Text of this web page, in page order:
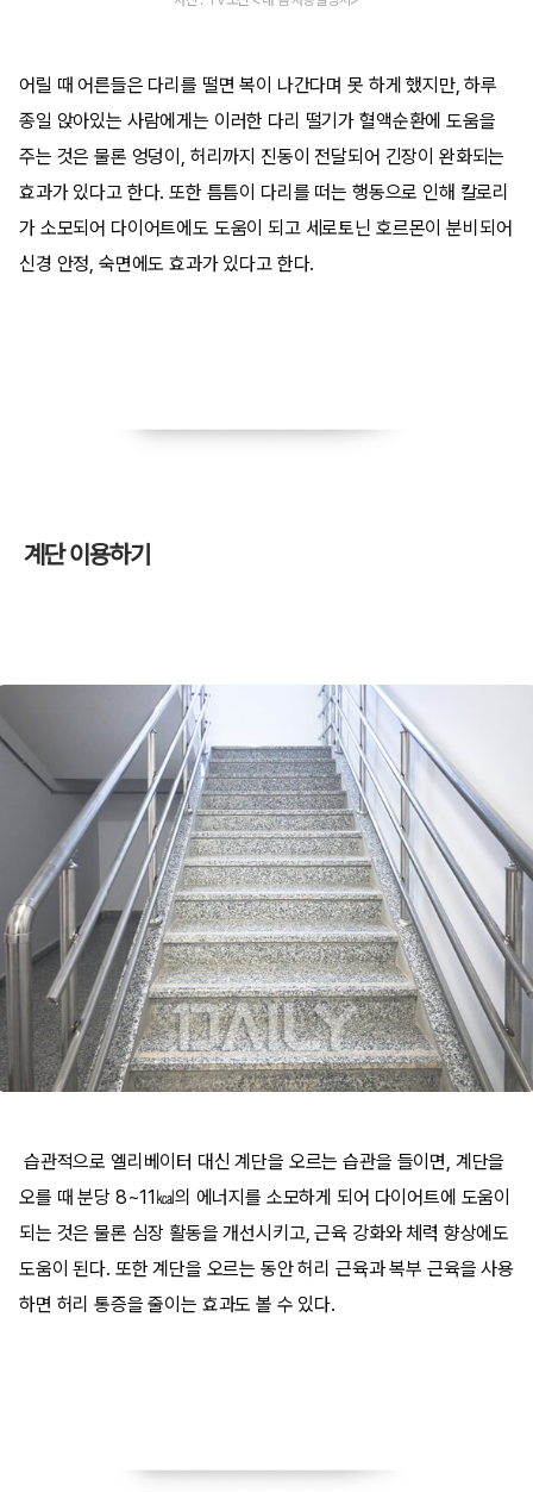
​어릴 때 어른들은 다리를 떨면 복이 나간다며 못 하게 했지만, 하루
종일 앉아있는 사람에게는 이러한 다리 떨기가 혈액순환에 도움을
주는 것은 물론 엉덩이, 허리까지 진동이 전달되어 긴장이 완화되는
효과가 있다고 한다. 또한 틈틈이 다리를 떠는 행동으로 인해 칼로리
가 소모되어 다이어트에도 도움이 되고 세로토닌 호르몬이 분비되어
신경 안정, 숙면에도 효과가 있다고 한다.
계단 이용하기
습관적으로 엘리베이터 대신 계단을 오르는 습관을 들이면, 계단을
오를 때 분당 8~11㎉의 에너지를 소모하게 되어 다이어트에 도움이
되는 것은 물론 심장 활동을 개선시키고, 근육 강화와 체력 향상에도
도움이 된다. 또한 계단을 오르는 동안 허리 근육과 복부 근육을 사용
하면 허리 통증을 줄이는 효과도 볼 수 있다.